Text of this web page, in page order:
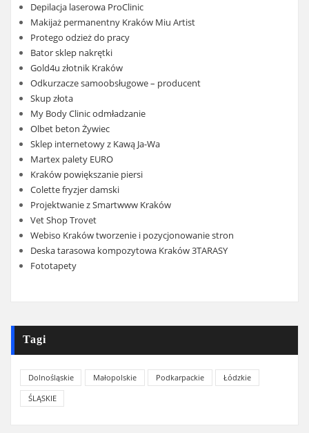
Depilacja laserowa ProClinic
Makijaż permanentny Kraków Miu Artist
Protego odzież do pracy
Bator sklep nakrętki
Gold4u złotnik Kraków
Odkurzacze samoobsługowe – producent
Skup złota
My Body Clinic odmładzanie
Olbet beton Żywiec
Sklep internetowy z Kawą Ja-Wa
Martex palety EURO
Kraków powiększanie piersi
Colette fryzjer damski
Projektwanie z Smartwww Kraków
Vet Shop Trovet
Webiso Kraków tworzenie i pozycjonowanie stron
Deska tarasowa kompozytowa Kraków 3TARASY
Fototapety
Tagi
Dolnośląskie Małopolskie Podkarpackie
Łódzkie
ŚLĄSKIE